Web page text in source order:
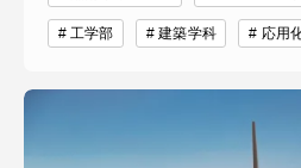
工学部 建築学科 応用